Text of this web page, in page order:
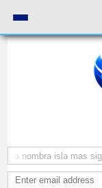
nombra isla mas